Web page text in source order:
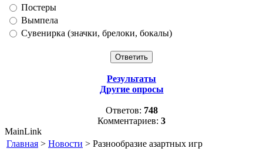
Постеры
Вымпела
Сувенирка (значки, брелоки, бокалы)
Результаты
Другие опросы
Ответов: 748
Комментариев: 3
MainLink
Главная > Новости > Разнообразие азартных игр